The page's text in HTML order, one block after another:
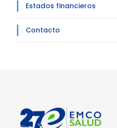
Estados financieros
Contacto